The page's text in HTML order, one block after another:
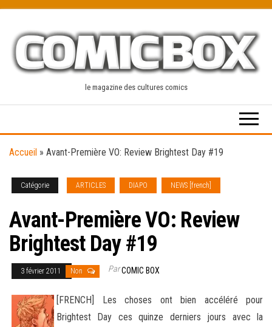
content
le magazine des cultures comics
Accueil » Avant-Première VO: Review Brightest Day #19
Catégorie ARTICLES DIAPO NEWS [french]
Avant-Première VO: Review
Brightest Day #19
3 février 2011 Non ParCOMIC BOX
[FRENCH] Les choses ont bien accéléré pour
Brightest Day ces quinze derniers jours avec la